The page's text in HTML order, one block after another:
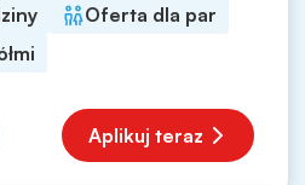
Oferta dla par
Aplikuj teraz